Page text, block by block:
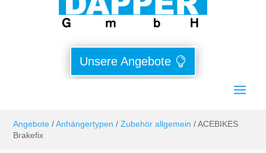
Unsere Angebote
Angebote /Anhängertypen /Zubehör allgemein / ACEBIKES
Brakefix